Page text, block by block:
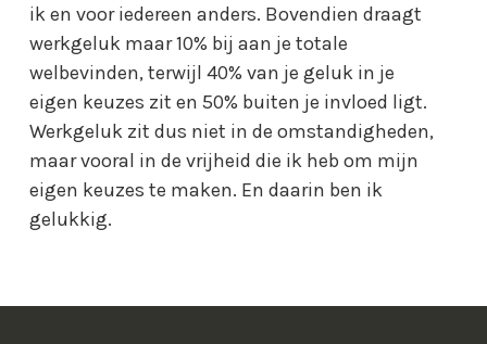
ik en voor iedereen anders. Bovendien draagt
werkgeluk maar 10% bij aan je totale
welbevinden, terwijl 40% van je geluk in je
eigen keuzes zit en 50% buiten je invloed ligt.
Werkgeluk zit dus niet in de omstandigheden,
maar vooral in de vrijheid die ik heb om mijn
eigen keuzes te maken. En daarin ben ik
gelukkig.